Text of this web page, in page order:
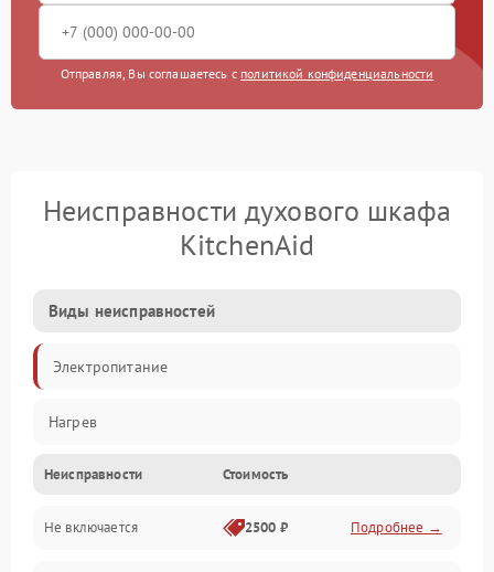
Отправляя, Вы соглашаетесь с политикой конфиденциальности
Неисправности духового шкафа
KitchenAid
Виды неисправностей
Электропитание
Нагрев
Неисправности Стоимость
Не включается 2500 ₽ Подробнее →